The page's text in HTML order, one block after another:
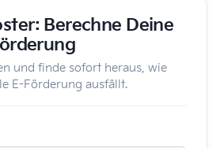
Berechne Deine
und finde sofort heraus, wie
E-Förderung ausfällt.